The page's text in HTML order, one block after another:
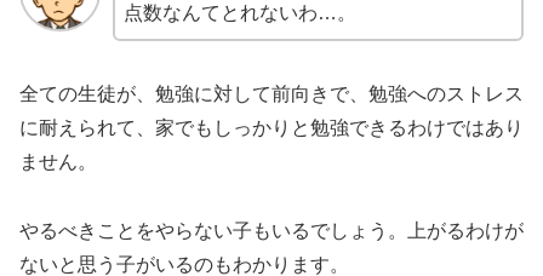
点数なんてとれないわ…。
全ての生徒が、勉強に対して前向きで、勉強へのストレス
に耐えられて、家でもしっかりと勉強できるわけではあり
ません。
やるべきことをやらない子もいるでしょう。上がるわけが
ないと思う子がいるのもわかります。